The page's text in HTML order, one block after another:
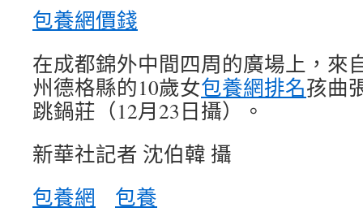
包養網價錢
在成都錦外中間四周的廣場上，來
州德格縣的10歲女包養網排名孩曲
跳鍋莊（12月23日攝）。
新華社記者 沈伯韓 攝
包養網
包養